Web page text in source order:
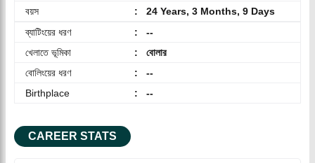
বয়স
:
24 Years, 3 Months, 9 Days
ব্যাটিংয়ের ধরণ
:
--
খেলাতে ভূমিকা
:
বোলার
বোলিংয়ের ধরণ
:
--
Birthplace
: --
CAREER STATS